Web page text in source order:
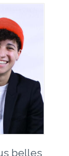
belles